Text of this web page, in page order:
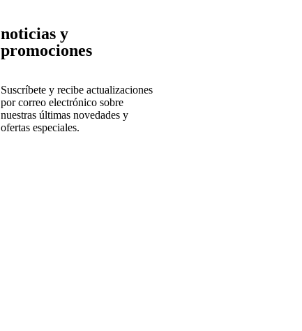
noticias y
promociones
Suscríbete y recibe actualizaciones
por correo electrónico sobre
nuestras últimas novedades y
ofertas especiales.